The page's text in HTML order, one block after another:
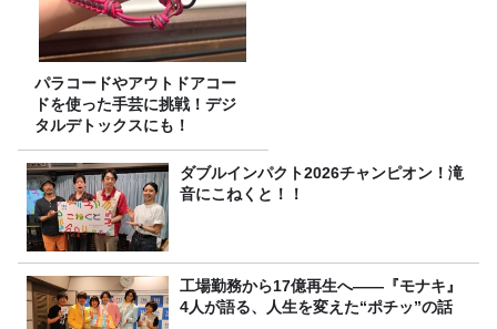
パラコードやアウトドアコー
ドを使った手芸に挑戦！デジ
タルデトックスにも！
ダブルインパクト2026チャンピオン！滝
音にこねくと！！
工場勤務から17億再生へ——『モナキ』
4人が語る、人生を変えた“ポチッ”の話